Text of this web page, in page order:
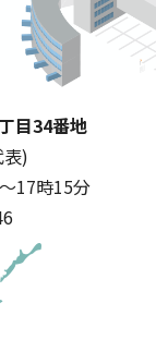
目34番地
)
17時15分